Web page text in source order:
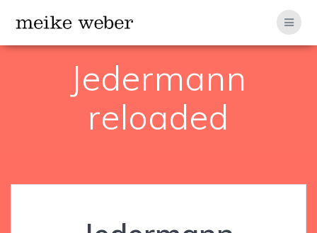
Jedermann
reloaded